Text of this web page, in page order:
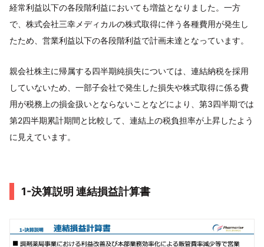
経常利益以下の各段階利益においても増益となりました。一方
で、株式会社三幸メディカルの株式取得に伴う各種費用が発生し
たため、営業利益以下の各段階利益で計画未達となっています。
親会社株主に帰属する四半期純損失については、連結納税を採用
していないため、一部子会社で発生した損失や株式取得に係る費
用が税務上の損金扱いとならないことなどにより、第3四半期では
第2四半期累計期間と比較して、連結上の税負担率が上昇したよう
に見えています。
1-決算説明 連結損益計算書